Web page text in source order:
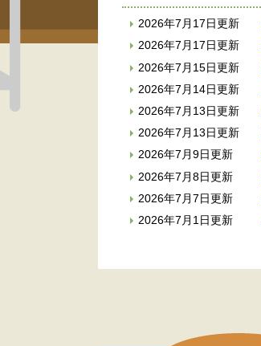
2026年7月17日更新
2026年7月17日更新
2026年7月15日更新
2026年7月14日更新
2026年7月13日更新
2026年7月13日更新
2026年7月9日更新
2026年7月8日更新
2026年7月7日更新
2026年7月1日更新